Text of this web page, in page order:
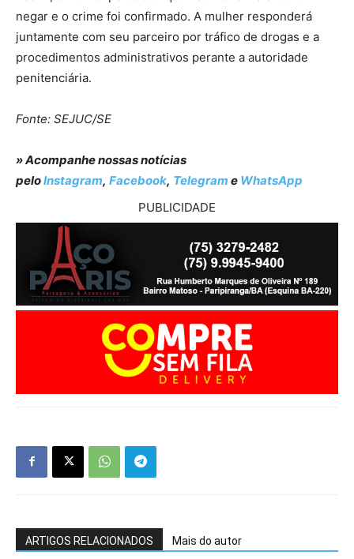
negar e o crime foi confirmado. A mulher responderá
juntamente com seu parceiro por tráfico de drogas e a
procedimentos administrativos perante a autoridade
penitenciária.
Fonte: SEJUC/SE
» Acompanhe nossas notícias
peloInstagram, Facebook, Telegram e WhatsApp
PUBLICIDADE
ARTIGOS RELACIONADOS Mais do autor